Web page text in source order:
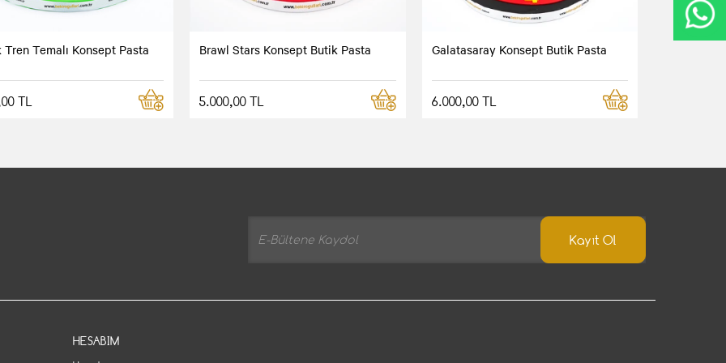
Temalı Konsept Pasta
TL
Brawl Stars Konsept Butik Pasta
5.000,00 TL
Galatasaray Konsept Butik Pasta
6.000,00 TL
Kayıt Ol
HESABIM